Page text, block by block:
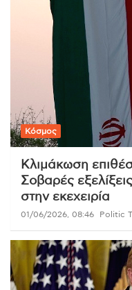
Κόσμος
Κλιμάκωση
Σοβαρές
στην εκεχειρία
01/06/2026, 08:46 Politic